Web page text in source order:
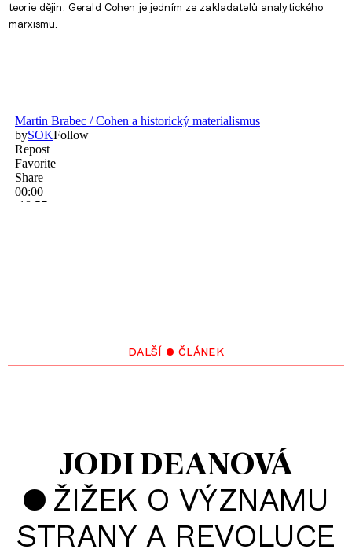
teorie dějin. Gerald Cohen je jedním ze zakladatelů analytického
marxismu.
další • článek
JODI DEANOVÁ
• ŽIŽEK O VÝZNAMU
STRANY A REVOLUCE